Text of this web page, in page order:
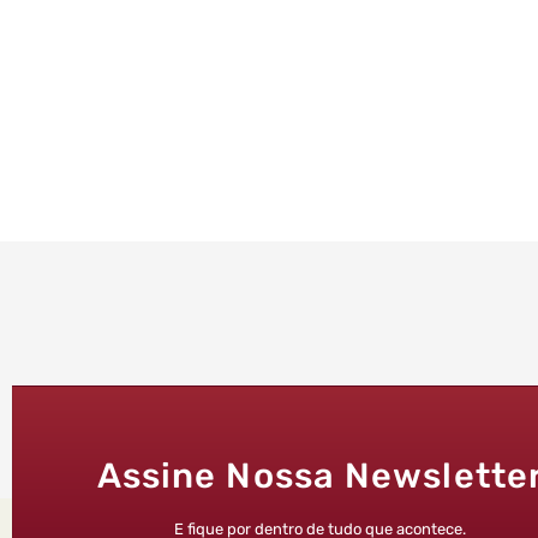
Assine Nossa
E fique por dentro de tudo que acontece.